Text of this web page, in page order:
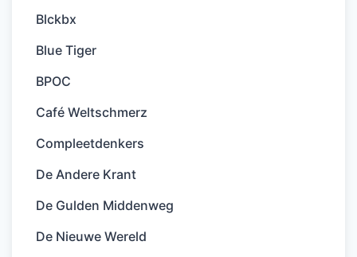
Blckbx
Blue Tiger
BPOC
Café Weltschmerz
Compleetdenkers
De Andere Krant
De Gulden Middenweg
De Nieuwe Wereld